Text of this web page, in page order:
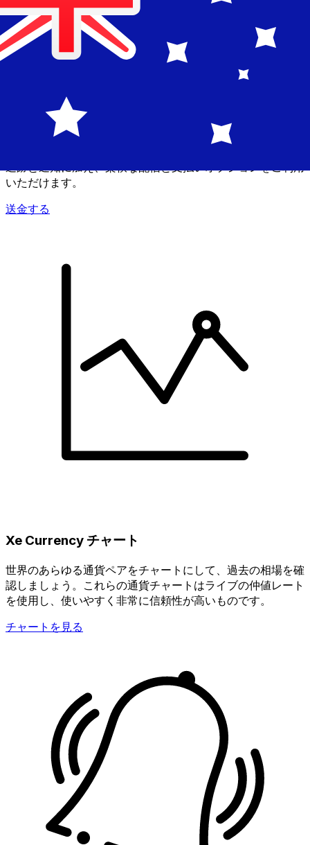
Xe 国際送金
いただけます。
送金する
Xe Currency チャート
世界のあらゆる通貨ペアをチャートにして、過去の相場を確
認しましょう。これらの通貨チャートはライブの仲値レート
を使用し、使いやすく非常に信頼性が高いものです。
チャートを見る